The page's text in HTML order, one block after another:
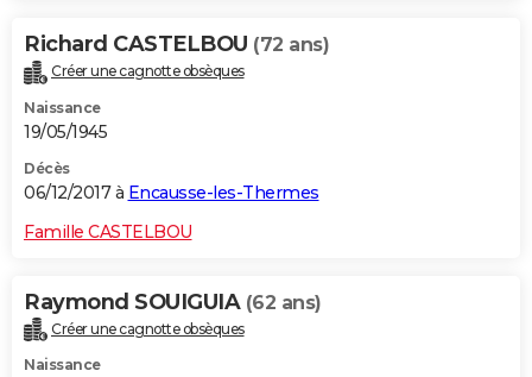
Richard CASTELBOU (72 ans)
Créer une cagnotte obsèques
Naissance
19/05/1945
Décès
06/12/2017 à Encausse-les-Thermes
Famille CASTELBOU
Raymond SOUIGUIA (62 ans)
Créer une cagnotte obsèques
Naissance